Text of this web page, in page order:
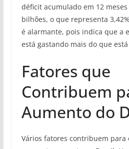
déficit acumulado em 12
bilhões, o que representa
é alarmante, pois indica que a
está gastando mais do que
Fatores que
Contribuem
Aumento do
Vários fatores contribuem